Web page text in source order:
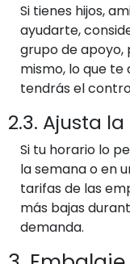
Si tienes hijos,
ayudarte,
grupo de apoyo,
mismo, lo que
tendrás el
2.3. Ajusta
Si tu horario lo
la semana o en
tarifas de las
más bajas
demanda.